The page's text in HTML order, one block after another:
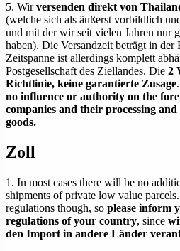
5. Wirversenden direkt von
(welche sich als äußerst vorbildlich
und mit der wir seit vielen Jahren nur
haben). Die Versandzeit beträgt in der
Zeitspanne ist allerdings komplett
Postgesellschaft des Ziellandes. Die 2
Richtlinie, keine garantierte Zusage.
no influence or authority on the
companies and their processing
goods.
Zoll
1. In most cases there will be no
shipments of private low value
regulations though, so please inform
regulations of your country, since
den Import in andere Länder